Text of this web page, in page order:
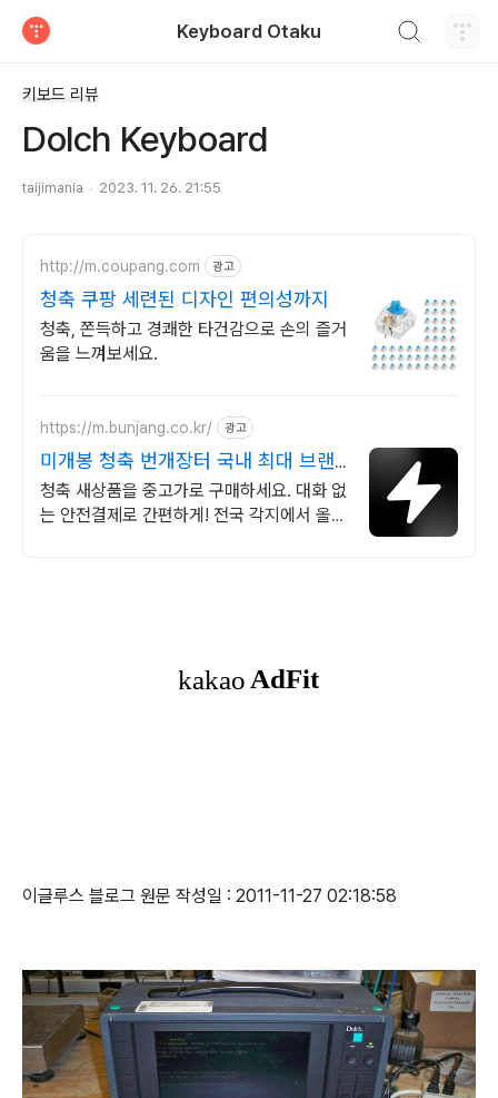
Keyboard Otaku
키보드 리뷰
Dolch Keyboard
taijimania 2023. 11. 26. 21:55
http://m.coupang.com 광고
청축 쿠팡 세련된 디자인 편의성까지
청축, 쫀득하고 경쾌한 타건감으로 손의 즐거
움을 느껴보세요.
https://m.bunjang.co.kr/ 광고
미개봉 청축 번개장터 국내 최대 브랜
드 중고거래
청축 새상품을 중고가로 구매하세요. 대화 없
는 안전결제로 간편하게! 전국 각지에서 올라
이글루스 블로그 원문 작성일 : 2011-11-27 02:18:58